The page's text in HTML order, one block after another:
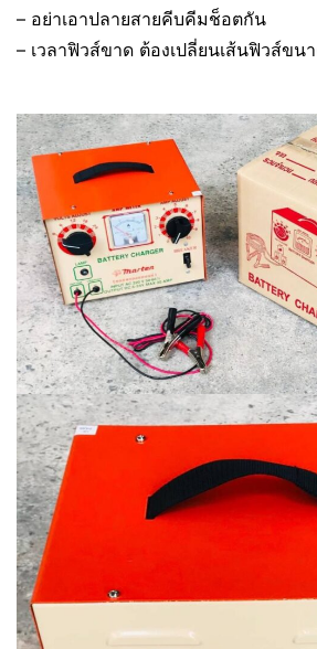
– อย่าเอาปลายสายคีบคีมช็อตกัน
– เวลาฟิวส์ขาด ต้องเปลี่ยนเส้นฟิวส์ขนา